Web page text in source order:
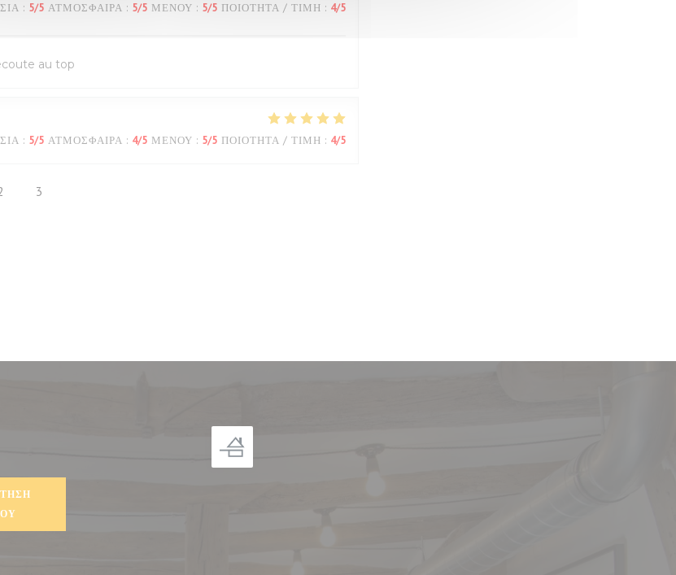
: 5/5 ΑΤΜΌΣΦΑΙΡΑ : 5/5 ΜΕΝΟΎ : 5/5 ΠΟΙΌΤΗΤΑ / ΤΙΜΉ : 4/5
au top
: 5/5 ΑΤΜΌΣΦΑΙΡΑ : 4/5 ΜΕΝΟΎ : 5/5 ΠΟΙΌΤΗΤΑ / ΤΙΜΉ : 4/5
3